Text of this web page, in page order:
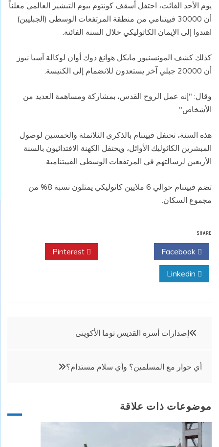
يوم الأحد الفائت، احتفل أسقف كونتوم بيوم التبشير العالمي معلناً
أن 30000 فييتنامي من منطقة المرتفعات الوسطى (الجبليين)
اهتدوا إلى الإيمان الكاثوليكي خلال السنة الفائتة.
كذلك كشف المونسنيور مايكل هوانغ دوك أوان لوكالة آسيا نيوز
أن 20000 جبلي آخر يستعدون للانضمام إلى الكنيسة.
وقال: "إنه عمل الروح القدس، بمشاركة ومساهمة العديد من
الأشخاص".
هذه السنة، تحتفل فييتنام بالذكرى الثلاثمئة والخمسين لوصول
المبشرين الكاثوليك الأوائل، ويحتفل الكهنة الافتدائيون بالسنة
الأربعين لرسالتهم في المرتفعات الوسطى الفييتنامية.
تضم فييتنام حوالي 6 ملايين كاثوليكي يمثلون نسبة 8% من
مجموع السكان.
SHARE
تصفّح
المقالات
إصدارات أسرة القديس توما الأكوينى
أي حوار مع المسلمين؟ وأي سلام مستدام؟
موضوعات ذات علاقة